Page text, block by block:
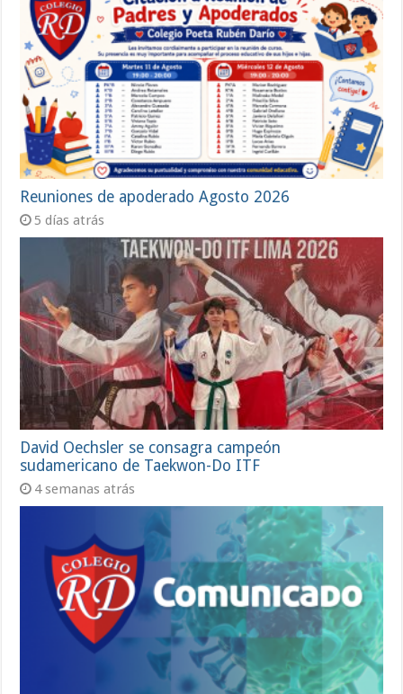
Reuniones de apoderado Agosto 2026
5 días atrás
David Oechsler se consagra campeón
sudamericano de Taekwon-Do ITF
4 semanas atrás